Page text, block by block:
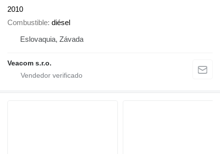
2010
Combustible diésel
Eslovaquia, Závada
Veacom s.r.o.